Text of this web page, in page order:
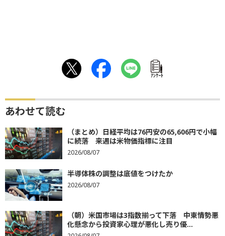
ｱﾝｹｰﾄ
あわせて読む
（まとめ）日経平均は76円安の65,606円で小幅
に続落 来週は米物価指標に注目
2026/08/07
半導体株の調整は底値をつけたか
2026/08/07
（朝）米国市場は3指数揃って下落 中東情勢悪
化懸念から投資家心理が悪化し売り優...